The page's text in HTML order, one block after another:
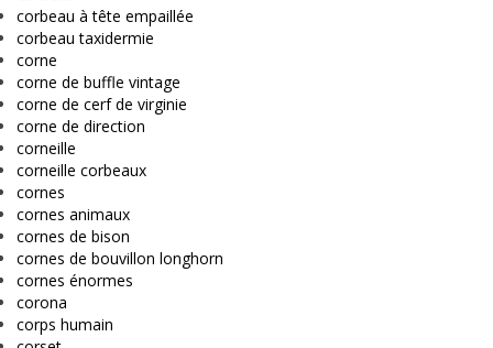
corbeau à tête empaillée
corbeau taxidermie
corne
corne de buffle vintage
corne de cerf de virginie
corne de direction
corneille
corneille corbeaux
cornes
cornes animaux
cornes de bison
cornes de bouvillon longhorn
cornes énormes
corona
corps humain